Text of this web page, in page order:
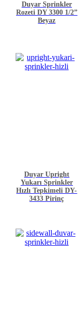
Duyar Sprinkler
Rozeti DY 3300 1/2”
Beyaz
Duyar Upright
Yukarı Sprinkler
Hızlı Tepkimeli DY-
3433 Pirinç